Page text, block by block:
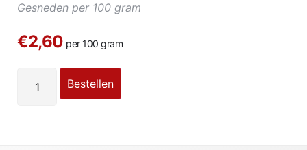
Gesneden per 100 gram
€2,60 per 100 gram
Bestellen